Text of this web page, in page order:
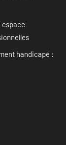
espace
handicapé :